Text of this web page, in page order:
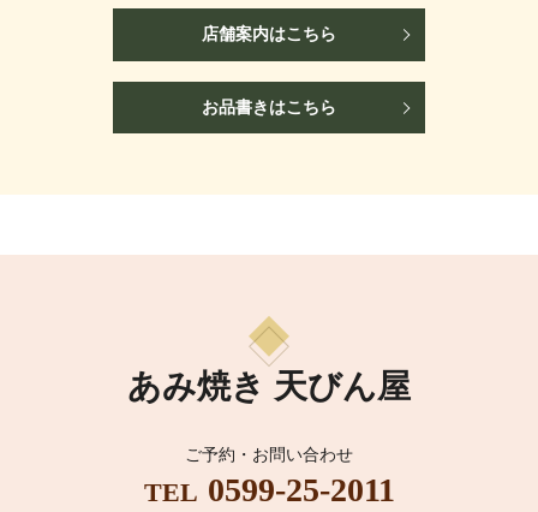
店舗案内はこちら
お品書きはこちら
あみ焼き 天びん屋
ご予約・お問い合わせ
TEL 0599-25-2011